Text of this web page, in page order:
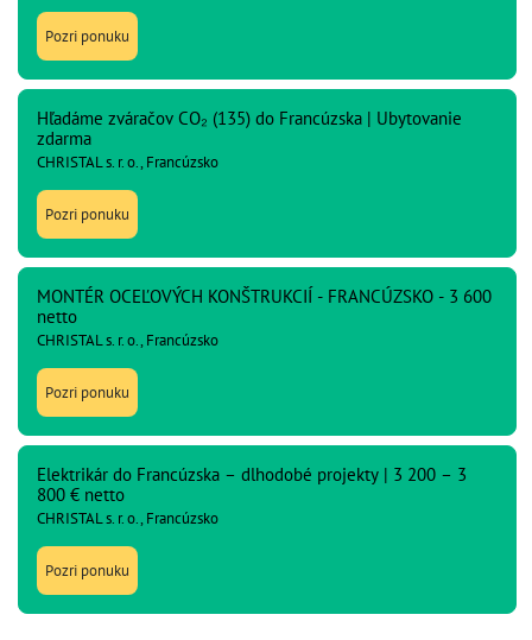
Pozri ponuku
Hľadáme zváračov CO₂ (135) do Francúzska | Ubytovanie
zdarma
CHRISTAL s. r. o., Francúzsko
Pozri ponuku
MONTÉR OCEĽOVÝCH KONŠTRUKCIÍ - FRANCÚZSKO - 3 600
netto
CHRISTAL s. r. o., Francúzsko
Pozri ponuku
Elektrikár do Francúzska – dlhodobé projekty | 3 200 – 3
800 € netto
CHRISTAL s. r. o., Francúzsko
Pozri ponuku